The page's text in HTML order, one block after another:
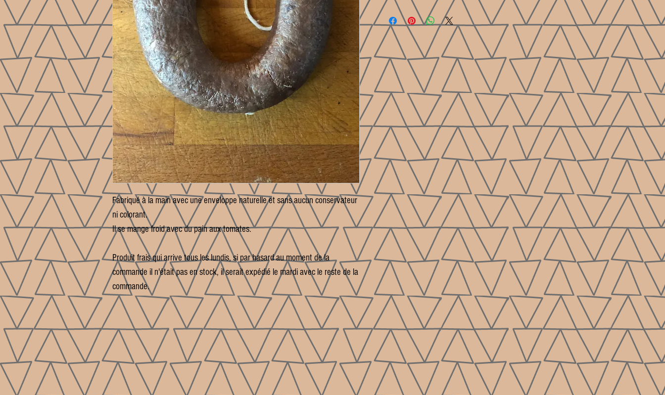
Fabriqué à la main avec une enveloppe naturelle et sans aucun conservateur
ni colorant.
Il se mange froid avec du pain aux tomates.
Produit frais qui arrive tous les lundis, si par hasard au moment de la
commande il n'était pas en stock, il serait expédié le mardi avec le reste de la
commande.